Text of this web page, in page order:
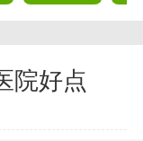
院好点